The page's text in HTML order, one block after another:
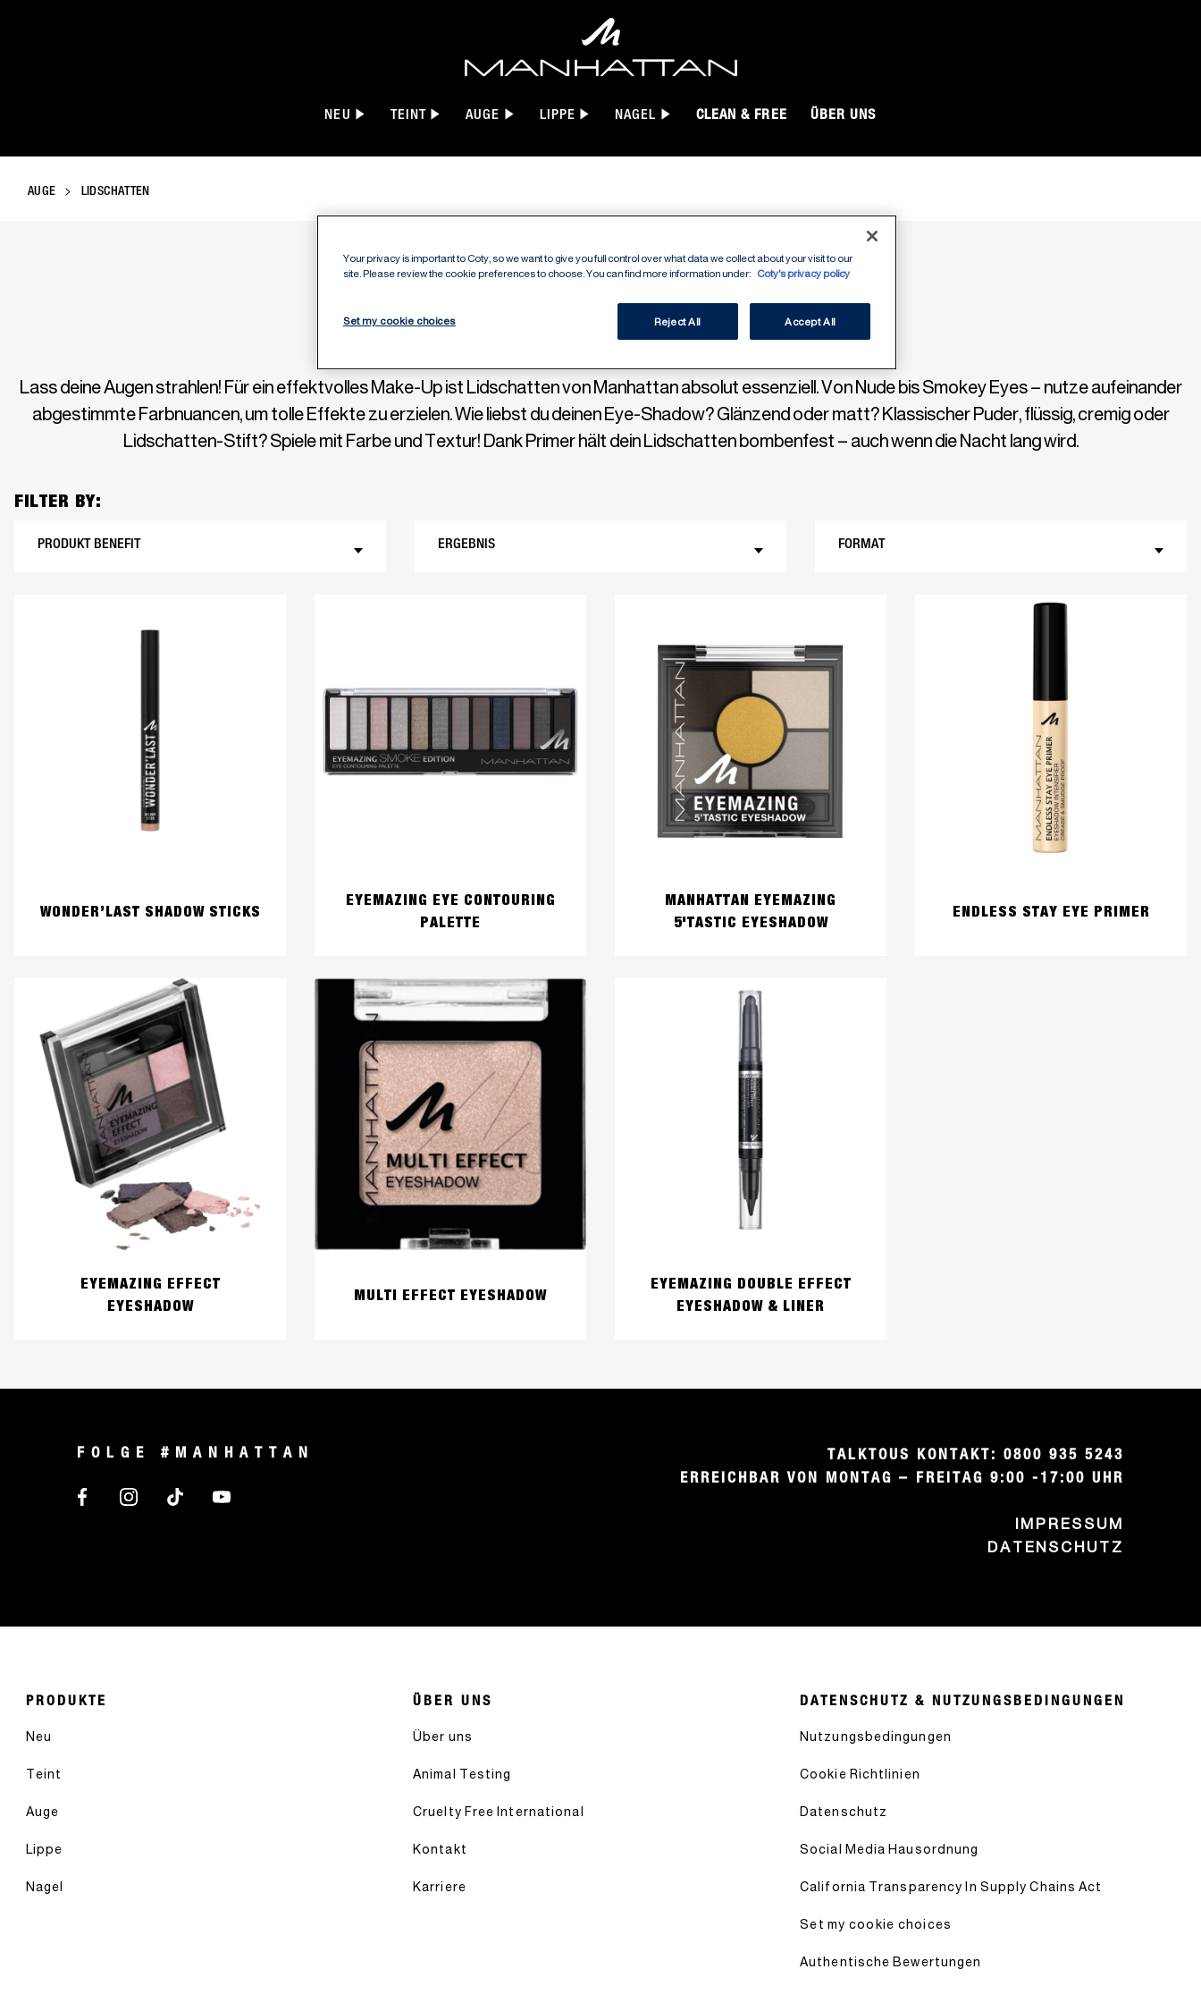
NEU TEINT AUGE LIPPE NAGEL CLEAN & FREE ÜBER UNS
AUGE LIDSCHATTEN
LIDSCHATTEN
Lass deine Augen strahlen! Für ein effektvolles Make-Up ist Lidschatten von Manhattan absolut essenziell. Von Nude bis Smokey Eyes – nutze aufeinander
abgestimmte Farbnuancen, um tolle Effekte zu erzielen. Wie liebst du deinen Eye-Shadow? Glänzend oder matt? Klassischer Puder, flüssig, cremig oder
Lidschatten-Stift? Spiele mit Farbe und Textur! Dank Primer hält dein Lidschatten bombenfest – auch wenn die Nacht lang wird.
FILTER BY:
PRODUKT BENEFIT ERGEBNIS FORMAT
WONDER’LAST SHADOW STICKS
EYEMAZING EYE CONTOURING
PALETTE
MANHATTAN EYEMAZING
5'TASTIC EYESHADOW
ENDLESS STAY EYE PRIMER
EYEMAZING EFFECT
EYESHADOW
MULTI EFFECT EYESHADOW
EYEMAZING DOUBLE EFFECT
EYESHADOW & LINER
FOLGE #MANHATTAN
TALKTOUS KONTAKT: 0800 935 5243
ERREICHBAR VON MONTAG – FREITAG 9:00 -17:00 UHR
IMPRESSUM
DATENSCHUTZ
PRODUKTE
Neu
Teint
Auge
Lippe
Nagel
ÜBER UNS
Über uns
Animal Testing
Cruelty Free International
Kontakt
Karriere
DATENSCHUTZ & NUTZUNGSBEDINGUNGEN
Nutzungsbedingungen
Cookie Richtlinien
Datenschutz
Social Media Hausordnung
California Transparency In Supply Chains Act
Set my cookie choices
Authentische Bewertungen
Your privacy is important to Coty, so we want to give you full control over what data we collect about your visit to our
site. Please review the cookie preferences to choose. You can find more information under:
Coty's privacy policy
Set my cookie choices Reject All Accept All